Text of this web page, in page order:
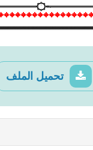
تحميل الملف